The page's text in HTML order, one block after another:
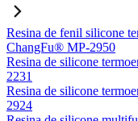
Resina de fenil silicone
ChangFu® MP-2950
Resina de silicone
2231
Resina de silicone
2924